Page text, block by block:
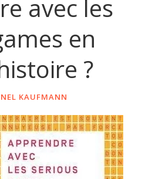
avec les
en
?
KAUFMANN